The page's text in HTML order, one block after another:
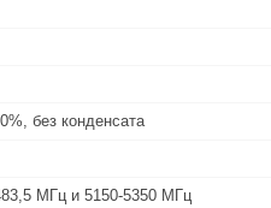
без конденсата
МГц и 5150-5350 МГц